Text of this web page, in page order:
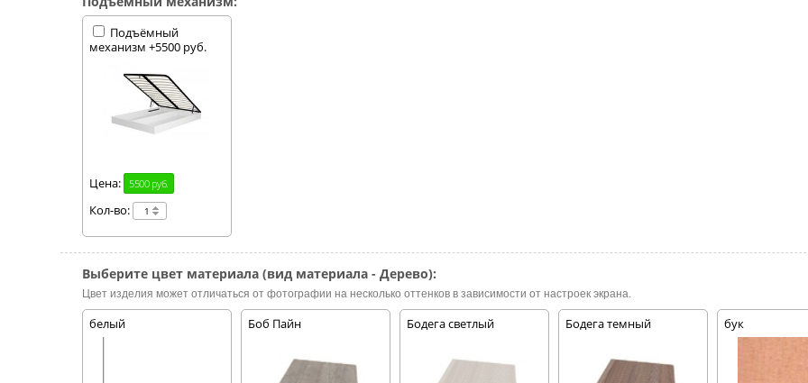
Подъёмный
механизм +5500 руб.
Цена: 5500 руб.
Кол-во:
Выберите цвет материала (вид материала - Дерево):
Цвет изделия может отличаться от фотографии на несколько оттенков в зависимости от настроек экрана.
белый Боб Пайн Бодега светлый Бодега темный бук